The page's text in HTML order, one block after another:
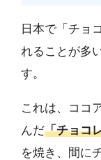
日本で「チョ
れることが多
す。
これは、ココ
んだ「チョコ
を焼き、間に